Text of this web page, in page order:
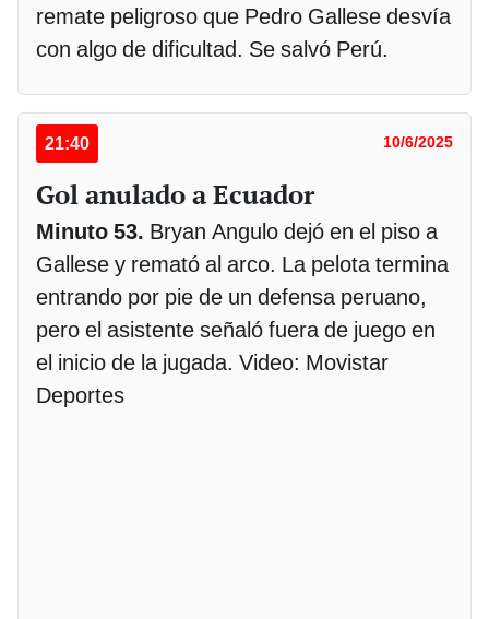
remate peligroso que Pedro Gallese desvía
con algo de dificultad. Se salvó Perú.
21:40 10/6/2025
Gol anulado a Ecuador
Minuto 53. Bryan Angulo dejó en el piso a
Gallese y remató al arco. La pelota termina
entrando por pie de un defensa peruano,
pero el asistente señaló fuera de juego en
el inicio de la jugada. Video: Movistar
Deportes